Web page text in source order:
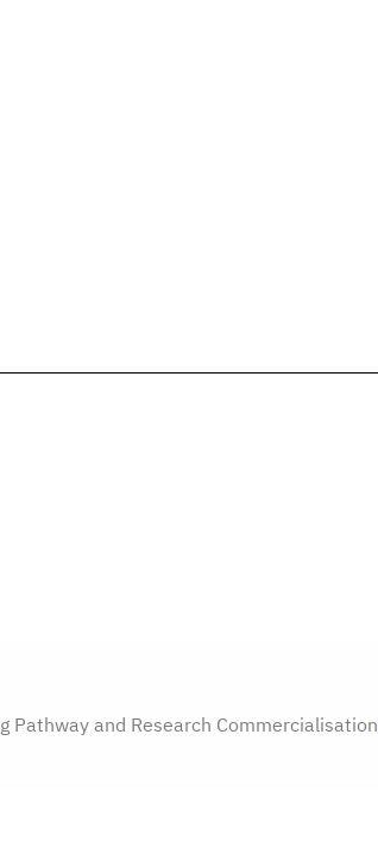
Pathway and Research Commercialisation